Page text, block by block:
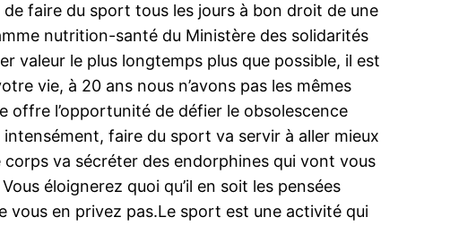
de faire du sport tous les jours à bon droit de une
nutrition-santé du Ministère des solidarités
valeur le plus longtemps plus que possible, il est
vie, à 20 ans nous n’avons pas les mêmes
offre l’opportunité de défier le obsolescence
intensément, faire du sport va servir à aller mieux
va sécréter des endorphines qui vont vous
éloignerez quoi qu’il en soit les pensées
en privez pas.Le sport est une activité qui